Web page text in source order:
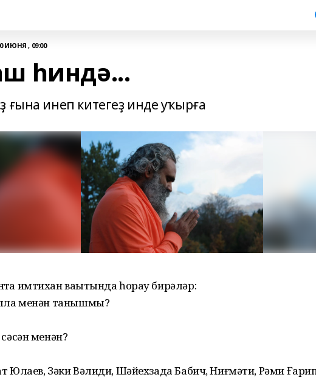
ИЮНЯ , 09:00
һиндә...
ғына инеп китегеҙ инде уҡырға
имтихан ваҡытында һорау бирәләр:
менән танышмы?
менән?
Юлаев, Зәки Вәлиди, Шәйехзада Бабич, Ниғмәти, Рәми